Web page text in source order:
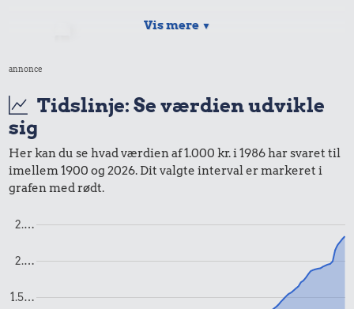
Snaps
0,43 kr.
Tyggegummi
22 kr.
Kylling
Vis mere ▼
annonce
Tidslinje: Se værdien udvikle
sig
Her kan du se hvad værdien af 1.000 kr. i 1986 har svaret til
imellem 1900 og 2026. Dit valgte interval er markeret i
grafen med rødt.
1.5…
2.…
2.…